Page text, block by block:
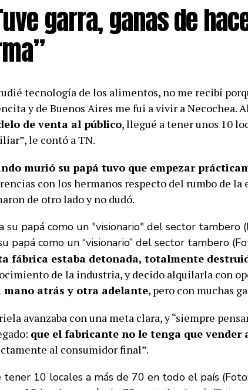
garra, ganas de
tecnología de los alimentos, no me recibí
y de Buenos Aires me fui a vivir a Necochea.
de venta al público, llegué a tener unos 10
le contó a TN.
murió su papá tuvo que empezar
con los hermanos respecto del rumbo de la
de otro lado y no dudó.
papá como un “visionario” del sector tambero
fábrica estaba detonada, totalmente
de la industria, y decido alquilarla con
mano atrás y otra adelante, pero con muchas
avanzaba con una meta clara, y “siempre
que el fabricante no le tenga que
al consumidor final”.